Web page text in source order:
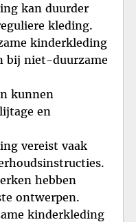
kan duurder
kleding.
kinderkleding
bij niet-duurzame
kunnen
en
vereist vaak
hebben
ontwerpen.
kinderkleding